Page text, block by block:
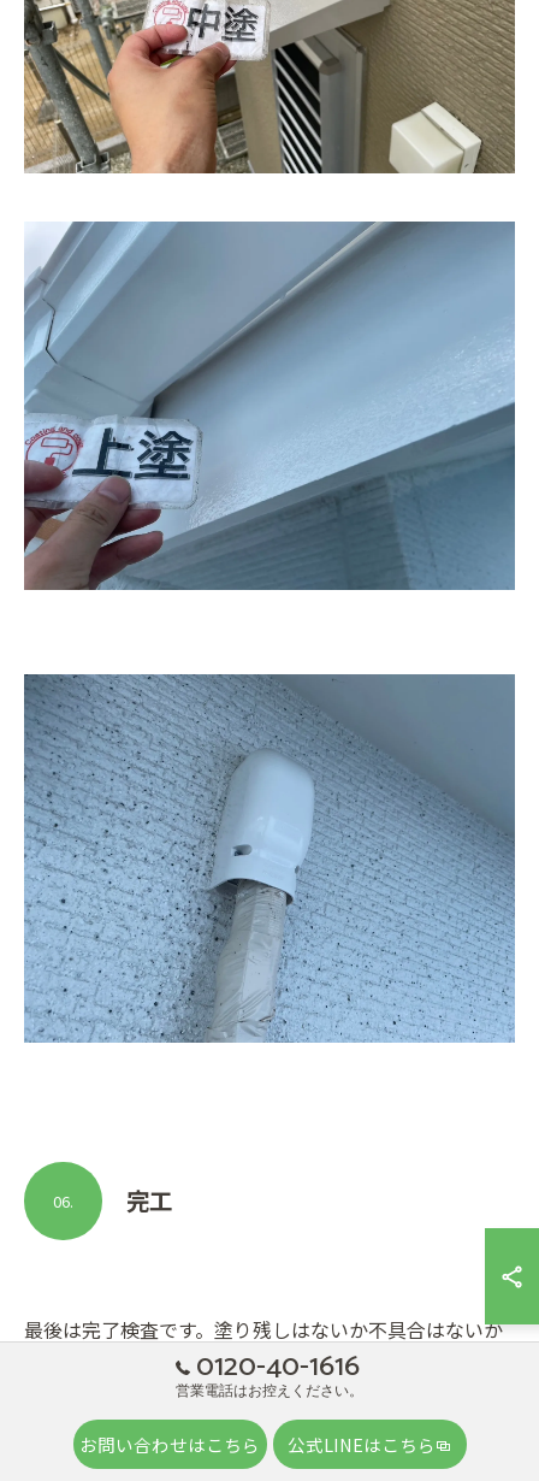
完工
06.
最後は完了検査です。塗り残しはないか不具合はないか
をチェックします。完了検査を行いながら窓ふきをして
0120-40-1616
営業電話はお控えください。
お問い合わせはこちら 公式LINEはこちら